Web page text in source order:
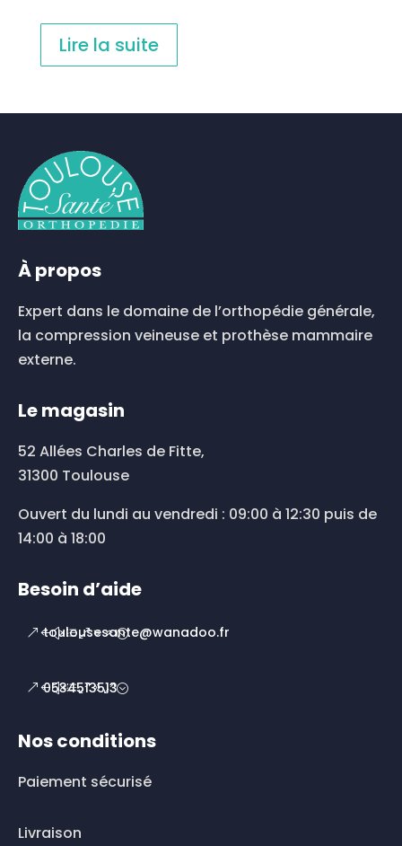
Lire la suite
À propos
Expert dans le domaine de l’orthopédie générale,
la compression veineuse et prothèse mammaire
externe.
Le magasin
52 Allées Charles de Fitte,
31300 Toulouse
Ouvert du lundi au vendredi : 09:00 à 12:30 puis de
14:00 à 18:00
Besoin d’aide
toulousesante@wanadoo.fr
0534513513
Nos conditions
Paiement sécurisé
Livraison